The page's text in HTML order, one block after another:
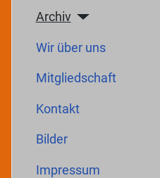
Archiv
Wir über uns
Mitgliedschaft
Kontakt
Bilder
Impressum